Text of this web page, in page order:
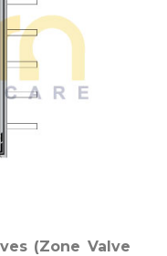
(Zone Valve